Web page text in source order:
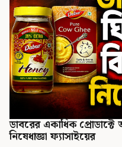
ডাবরের একাধিক প্রোডাক্টে
নিষেধাজ্ঞা ফ্যাসাইয়ের